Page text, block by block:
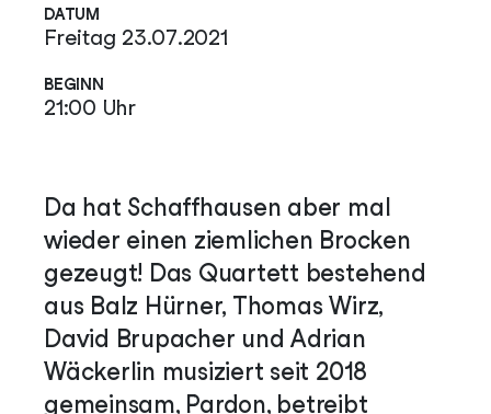
DATUM
Freitag 23.07.2021
BEGINN
21:00 Uhr
Da hat Schaffhausen aber mal
wieder einen ziemlichen Brocken
gezeugt! Das Quartett bestehend
aus Balz Hürner, Thomas Wirz,
David Brupacher und Adrian
Wäckerlin musiziert seit 2018
gemeinsam, Pardon, betreibt